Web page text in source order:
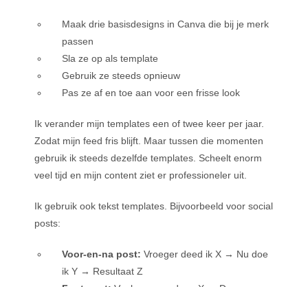
Maak drie basisdesigns in Canva die bij je merk
passen
Sla ze op als template
Gebruik ze steeds opnieuw
Pas ze af en toe aan voor een frisse look
Ik verander mijn templates een of twee keer per jaar.
Zodat mijn feed fris blijft. Maar tussen die momenten
gebruik ik steeds dezelfde templates. Scheelt enorm
veel tijd en mijn content ziet er professioneler uit.
Ik gebruik ook tekst templates. Bijvoorbeeld voor social
posts:
Voor-en-na post: Vroeger deed ik X → Nu doe
ik Y → Resultaat Z